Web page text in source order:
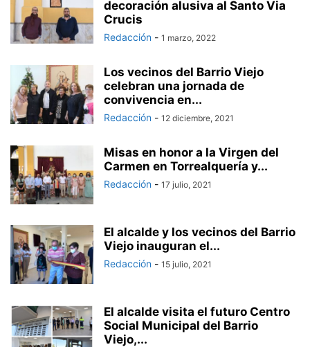
decoración alusiva al Santo Via
Crucis
Redacción - 1 marzo, 2022
Los vecinos del Barrio Viejo
celebran una jornada de
convivencia en...
Redacción - 12 diciembre, 2021
Misas en honor a la Virgen del
Carmen en Torrealquería y...
Redacción - 17 julio, 2021
El alcalde y los vecinos del Barrio
Viejo inauguran el...
Redacción - 15 julio, 2021
El alcalde visita el futuro Centro
Social Municipal del Barrio
Viejo,...